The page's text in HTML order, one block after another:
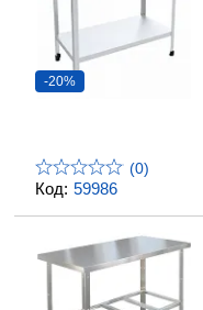
Код: 59986
-20%
(0)